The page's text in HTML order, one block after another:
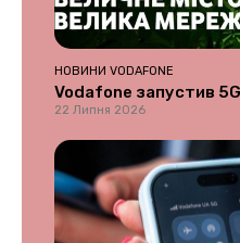
НОВИНИ VODAFONE
Vodafone запустив
22 Липня 2026